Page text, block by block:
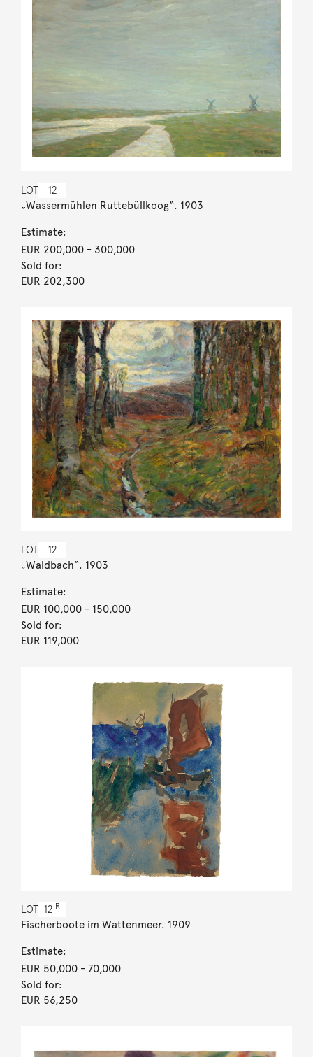
LOT 12
„Wassermühlen Ruttebüllkoog“. 1903
Estimate:
EUR 200,000- 300,000
Sold for:
EUR 202,300
LOT 12
„Waldbach“. 1903
Estimate:
EUR 100,000- 150,000
Sold for:
EUR 119,000
LOT 12 R
Fischerboote im Wattenmeer. 1909
Estimate:
EUR 50,000- 70,000
Sold for:
EUR 56,250